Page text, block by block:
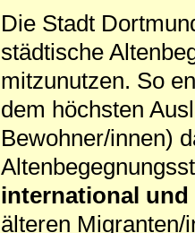
Die Stadt
städtische
mitzunutzen. So
dem höchsten
Bewohner/innen)
international und
älteren Migranten/